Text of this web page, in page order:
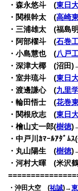
・森永悠斗 (東日
・関根幹太 (高崎
・三浦雄太 (福島
・阿部櫂斗 (石巻
・小島慧也 (八戸
・深津大椰 (沼田
・室井琉斗 (東日
・渡邊謙心 (九里
・輪田悟士 (花巻
・関根欣志 (東日
・檜山丈一郎(樹徳
・中戸川ｶﾏｰﾙｱﾀﾞﾑ
・丸山陽生 (樹徳
・河村大暉 (米沢
・沖田大空 (祐誠)→